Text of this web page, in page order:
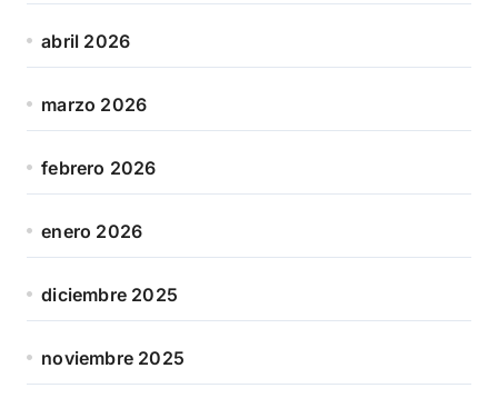
abril 2026
marzo 2026
febrero 2026
enero 2026
diciembre 2025
noviembre 2025